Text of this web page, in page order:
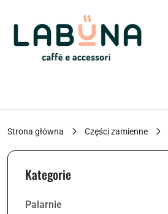
Przejdź do treści głównej
Przejdź do wyszukiwarki
Przejdź do moje konto
Przejdź do menu głównego
Przejdź do stopki
Strona główna Części zamienne
Kategorie
Palarnie